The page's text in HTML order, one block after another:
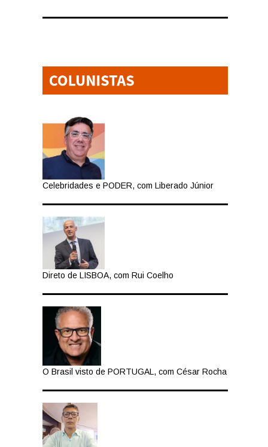
Celebridades e PODER, com Liberado Júnior
Direto de LISBOA, com Rui Coelho
O Brasil visto de PORTUGAL, com César Rocha